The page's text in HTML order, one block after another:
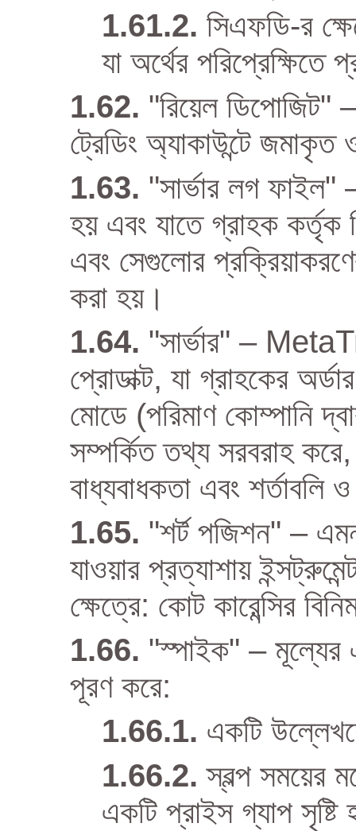
সিএফডি-র
যা অর্থের পরিপ্রেক্ষিতে
"রিয়েল ডিপোজিট" –
ট্রেডিং অ্যাকাউন্টে
"সার্ভার লগ ফাইল"
হয় এবং যাতে গ্রাহক
এবং সেগুলোর
করা হয়।
"সার্ভার" –
প্রোডাক্ট, যা গ্রাহকের
মোডে (পরিমাণ কোম্পানি
সম্পর্কিত তথ্য সরবরাহ
বাধ্যবাধকতা এবং শর্তাবলি
"শর্ট পজিশন" –
যাওয়ার প্রত্যাশায়
ক্ষেত্রে: কোট কারেন্সির
"স্পাইক" – মূল্যের
পূরণ করে:
একটি
স্বল্প সময়ের
একটি প্রাইস গ্যাপ সৃষ্টি